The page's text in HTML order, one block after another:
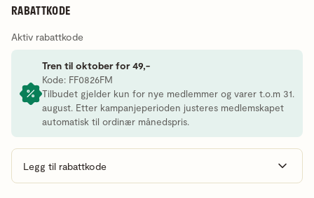
RABATTKODE
Aktiv rabattkode
Tren til oktober for 49,-
Kode: FF0826FM
Tilbudet gjelder kun for nye medlemmer og varer t.o.m 31.
august. Etter kampanjeperioden justeres medlemskapet
automatisk til ordinær månedspris.
Legg til rabattkode